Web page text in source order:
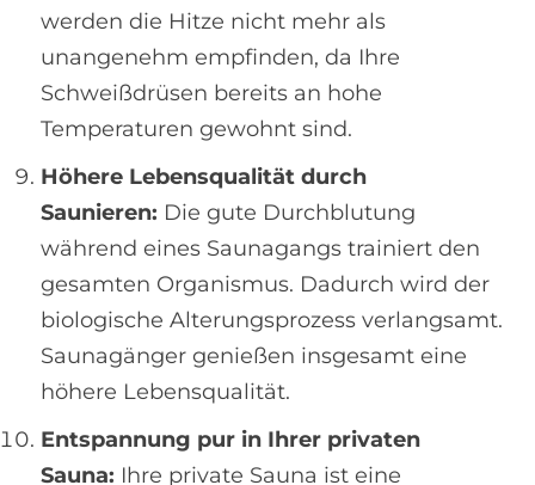
werden die Hitze nicht mehr als
unangenehm empfinden, da Ihre
Schweißdrüsen bereits an hohe
Temperaturen gewohnt sind.
Höhere Lebensqualität durch
Saunieren: Die gute Durchblutung
während eines Saunagangs trainiert den
gesamten Organismus. Dadurch wird der
biologische Alterungsprozess verlangsamt.
Saunagänger genießen insgesamt eine
höhere Lebensqualität.
Entspannung pur in Ihrer privaten
Sauna: Ihre private Sauna ist eine